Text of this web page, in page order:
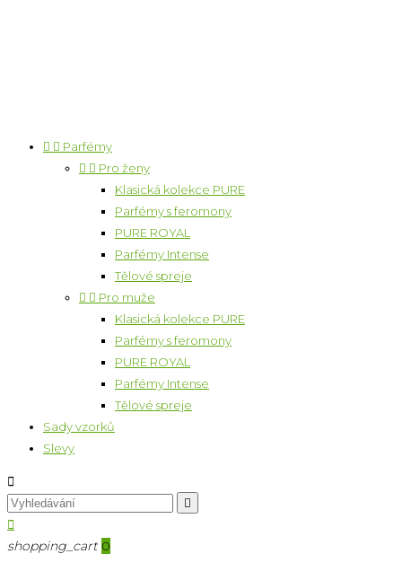
  Parfémy
  Pro ženy
Klasická kolekce PURE
Parfémy s feromony
PURE ROYAL
Parfémy Intense
Tělové spreje
  Pro muže
Klasická kolekce PURE
Parfémy s feromony
PURE ROYAL
Parfémy Intense
Tělové spreje
Sady vzorků
Slevy



shopping_cart 0